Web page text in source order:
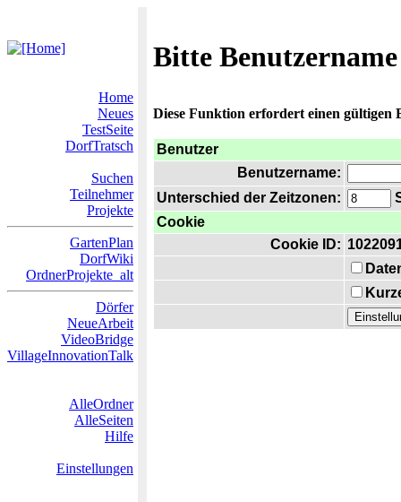
Bitte
Home
Neues
TestSeite
DorfTratsch
Suchen
Teilnehmer
Projekte
GartenPlan
DorfWiki
OrdnerProjekte_alt
Dörfer
NeueArbeit
VideoBridge
VillageInnovationTalk
AlleOrdner
AlleSeiten
Hilfe
Einstellungen
Diese Funktion erfordert einen gültigen
Benutzer
Benutzername:
Unterschied der Zeitzonen:
Cookie
Cookie ID: